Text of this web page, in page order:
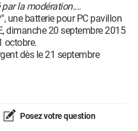
la modération....
une batterie pour PC pavillon
dimanche 20 septembre 2015
octobre.
dès le 21 septembre
Posez votre question